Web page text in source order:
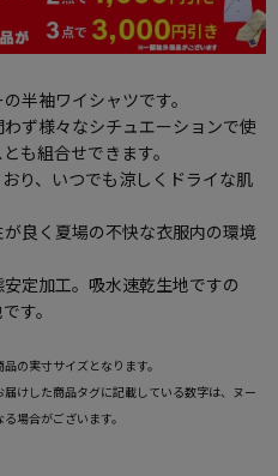
半袖ワイシャツです。
ず様々なシチュエーションで使
も組合せできます。
り、いつでも涼しくドライな肌
良く夏場の不快な衣服内の環境
定加工。吸水速乾生地ですの
す。
の実寸サイズとなります。
けした商品タグに記載している数字は、ヌー
場合がございます。